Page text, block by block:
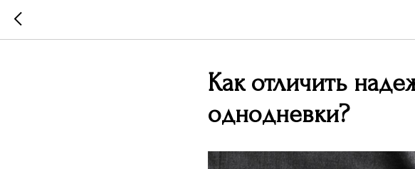
Как отличить
однодневки?